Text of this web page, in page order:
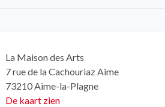
La Maison des Arts
7 rue de la Cachouriaz Aime
73210 Aime-la-Plagne
De kaart zien